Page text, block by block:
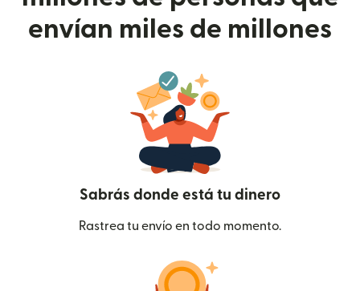
envían miles de millones
Sabrás donde está tu dinero
Rastrea tu envío en todo momento.